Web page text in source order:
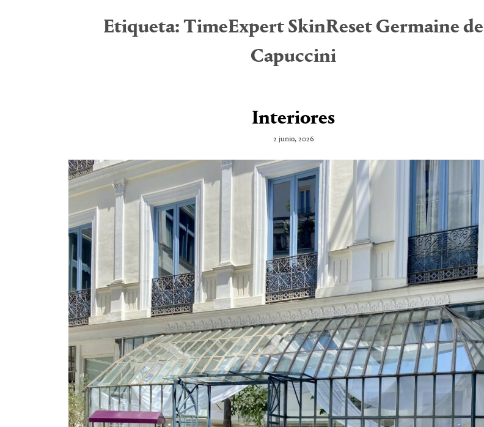
Etiqueta: TimeExpert SkinReset Germaine de
Capuccini
Interiores
2 junio, 2026